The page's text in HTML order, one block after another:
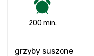
200 min.
grzyby suszone